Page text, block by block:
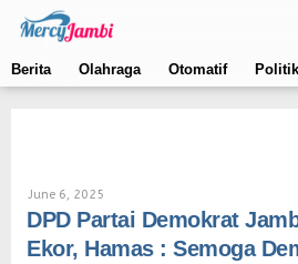
content
Berita
Olahraga Otomatif Politik
June 6, 2025
Mercy
Jambi
DPD Partai Demokrat
Ekor, Hamas : Semoga